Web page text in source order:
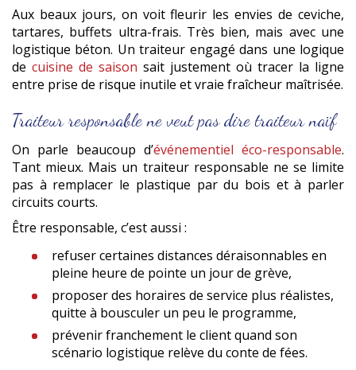
Aux beaux jours, on voit fleurir les envies de ceviche,
tartares, buffets ultra-frais. Très bien, mais avec une
logistique béton. Un traiteur engagé dans une logique
de cuisine de saison sait justement où tracer la ligne
entre prise de risque inutile et vraie fraîcheur maîtrisée.
Traiteur responsable ne veut pas dire traiteur naïf
On parle beaucoup d’événementiel éco-responsable.
Tant mieux. Mais un traiteur responsable ne se limite
pas à remplacer le plastique par du bois et à parler
circuits courts.
Être responsable, c’est aussi :
refuser certaines distances déraisonnables en
pleine heure de pointe un jour de grève,
proposer des horaires de service plus réalistes,
quitte à bousculer un peu le programme,
prévenir franchement le client quand son
scénario logistique relève du conte de fées.